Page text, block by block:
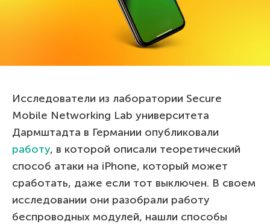
Исследователи из лаборатории Secure
Mobile Networking Lab университета
Дармштадта в Германии опубликовали
работу, в которой описали теоретический
способ атаки на iPhone, который может
сработать, даже если тот выключен. В своем
исследовании они разобрали работу
беспроводных модулей, нашли способы